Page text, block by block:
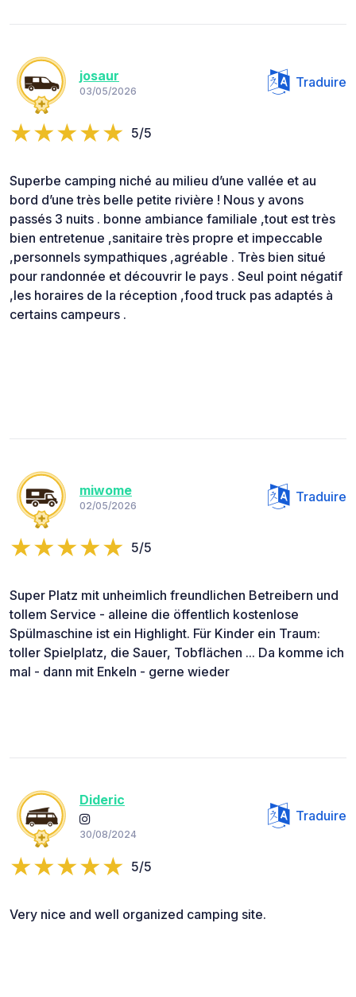
josaur
03/05/2026
Traduire
5/5
Superbe camping niché au milieu d’une vallée et au
bord d’une très belle petite rivière ! Nous y avons
passés 3 nuits . bonne ambiance familiale ,tout est très
bien entretenue ,sanitaire très propre et impeccable
,personnels sympathiques ,agréable . Très bien situé
pour randonnée et découvrir le pays . Seul point négatif
,les horaires de la réception ,food truck pas adaptés à
certains campeurs .
miwome
02/05/2026
Traduire
5/5
Super Platz mit unheimlich freundlichen Betreibern und
tollem Service - alleine die öffentlich kostenlose
Spülmaschine ist ein Highlight. Für Kinder ein Traum:
toller Spielplatz, die Sauer, Tobflächen ... Da komme ich
mal - dann mit Enkeln - gerne wieder
Dideric
30/08/2024
Traduire
5/5
Very nice and well organized camping site.